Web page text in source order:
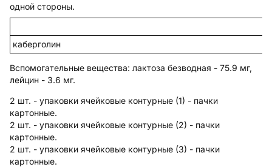
одной стороны.
каберголин
Вспомогательные вещества: лактоза безводная - 75.9 мг,
лейцин - 3.6 мг.
2 шт. - упаковки ячейковые контурные (1) - пачки
картонные.
2 шт. - упаковки ячейковые контурные (2) - пачки
картонные.
2 шт. - упаковки ячейковые контурные (3) - пачки
картонные.